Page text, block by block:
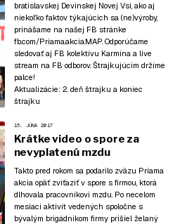
bratislavskej Devínskej Novej Vsi, ako aj
niekoľko faktov týkajúcich sa (ne)výroby,
prinášame na našej FB stránke
fb.com/Priama.akcia.MAP. Odporúčame
sledovať aj FB kolektívu Karmínaa live
stream na FB odborov. Štrajkujúcim držíme
palce!
Aktualizácie: 2. deň štrajku a koniec
štrajku
15. JÚNA 2017
Krátke video o spore za
nevyplatenú mzdu
Takto pred rokom sa podarilo zväzu Priama
akcia opäť zvíťaziť v spore s firmou, ktorá
dlhovala pracovníkovi mzdu. Po necelom
mesiaci aktivít vedených spoločne s
bývalým brigádnikom firmy prišiel želaný